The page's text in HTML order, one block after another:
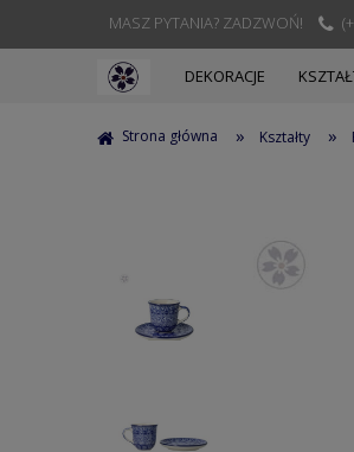
MASZ PYTANIA? ZADZWOŃ!
DEKORACJE
Strona główna » Kształty »